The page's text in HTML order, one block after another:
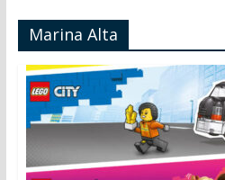
Marina Alta